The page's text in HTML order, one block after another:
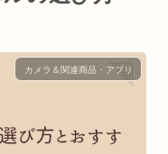
カメラ＆関連商品・アプリ